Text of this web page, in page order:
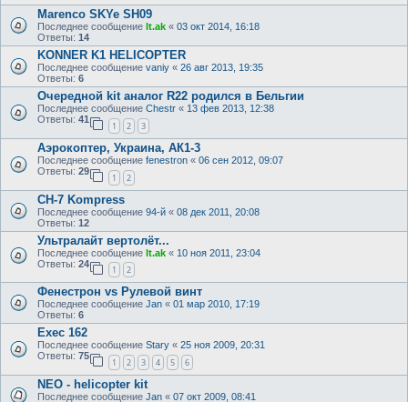
Marenco SKYe SH09
Последнее сообщение lt.ak « 03 окт 2014, 16:18
Ответы: 14
KONNER K1 HELICOPTER
Последнее сообщение vaniy « 26 авг 2013, 19:35
Ответы: 6
Очередной kit аналог R22 родился в Бельгии
Последнее сообщение Chestr « 13 фев 2013, 12:38
Ответы: 41
1 2 3
Аэрокоптер, Украина, АК1-3
Последнее сообщение fenestron « 06 сен 2012, 09:07
Ответы: 29
1 2
CH-7 Kompress
Последнее сообщение 94-й « 08 дек 2011, 20:08
Ответы: 12
Ультралайт вертолёт...
Последнее сообщение lt.ak « 10 ноя 2011, 23:04
Ответы: 24
1 2
Фенестрон vs Рулевой винт
Последнее сообщение Jan « 01 мар 2010, 17:19
Ответы: 6
Exec 162
Последнее сообщение Stary « 25 ноя 2009, 20:31
Ответы: 75
1 2 3 4 5 6
NEO - helicopter kit
Последнее сообщение Jan « 07 окт 2009, 08:41